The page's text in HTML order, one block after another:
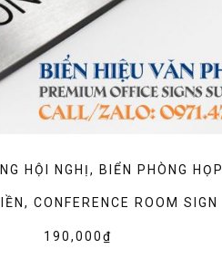
HỘI NGHỊ, BIỂN PHÒNG HỌP
CONFERENCE ROOM SIGN
190,000₫